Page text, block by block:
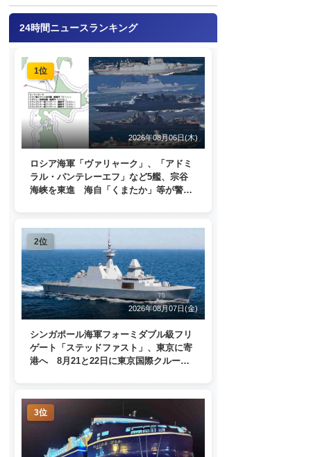
24時間ニュースランキング
1位
2026年08月06日(木)
ロシア海軍「ヴァリャーク」、「アドミ
ラル・パンテレーエフ」など5艦、宗谷
海峡を東進 海自「くまたか」等が警戒
2位
2026年08月07日(金)
シンガポール海軍フォーミダブル級フリ
ゲート「ステッドファスト」、東京に寄
港へ 8月21と22日に東京国際クルーズ
3位